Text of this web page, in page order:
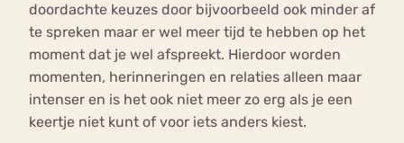
doordachte keuzes door bijvoorbeeld ook minder af
te spreken maar er wel meer tijd te hebben op het
moment dat je wel afspreekt. Hierdoor worden
momenten, herinneringen en relaties alleen maar
intenser en is het ook niet meer zo erg als je een
keertje niet kunt of voor iets anders kiest.